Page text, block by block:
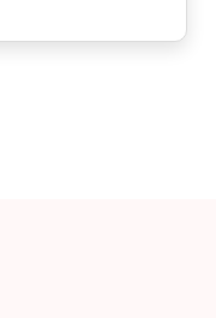
Man går altså
og si ting slik